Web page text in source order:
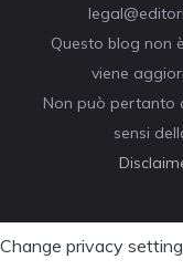
Questo blog non
viene
Non può pertanto
sensi
Change privacy